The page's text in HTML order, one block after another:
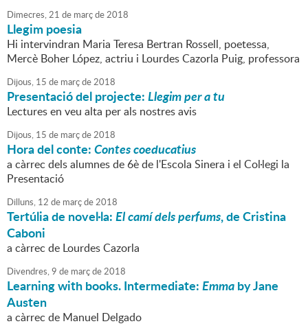
Dimecres,21 de marçde2018
Llegim poesia
Hi intervindran Maria Teresa Bertran Rossell, poetessa,
Mercè Boher López, actriu i Lourdes Cazorla Puig, professora
Dijous, 15 de marçde2018
Presentació del projecte:Llegim per a tu
Lectures en veu alta per als nostres avis
Dijous, 15 de marçde2018
Hora del conte:Contes coeducatius
a càrrec dels alumnes de 6è de l'Escola Sinera i el Col·legi la
Presentació
Dilluns, 12 de marçde2018
Tertúlia de novel·la:El camí dels perfums, de Cristina
Caboni
a càrrec de Lourdes Cazorla
Divendres,9 de marçde2018
Learning with books. Intermediate:Emmaby Jane
Austen
a càrrec de Manuel Delgado